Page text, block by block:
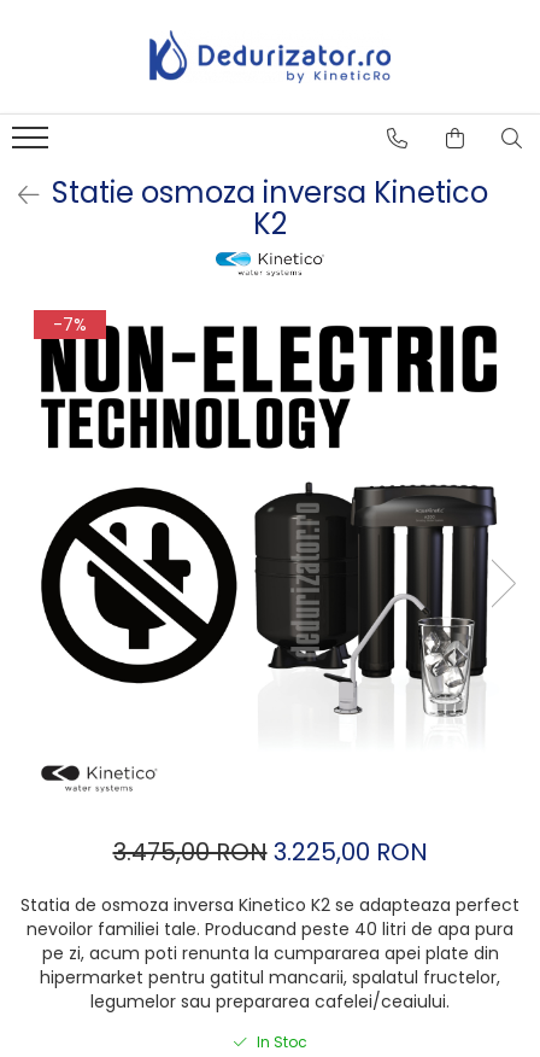
Statie osmoza inversa Kinetico
K2
-7%
3.475,00 RON3.225,00 RON
Statia de osmoza inversa Kinetico K2 se adapteaza perfect
nevoilor familiei tale. Producand peste 40 litri de apa pura
pe zi, acum poti renunta la cumpararea apei plate din
hipermarket pentru gatitul mancarii, spalatul fructelor,
legumelor sau prepararea cafelei/ceaiului.
In Stoc